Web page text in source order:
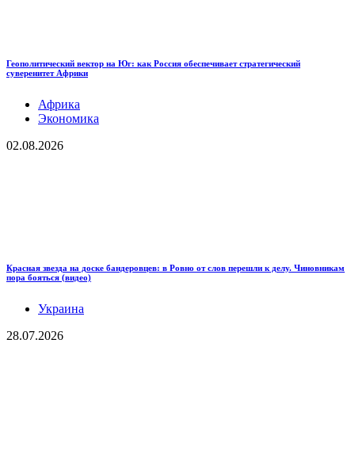
Геополитический вектор на Юг: как Россия обеспечивает стратегический
суверенитет Африки
Африка
Экономика
02.08.2026
Красная звезда на доске бандеровцев: в Ровно от слов перешли к делу. Чиновникам
пора бояться (видео)
Украина
28.07.2026